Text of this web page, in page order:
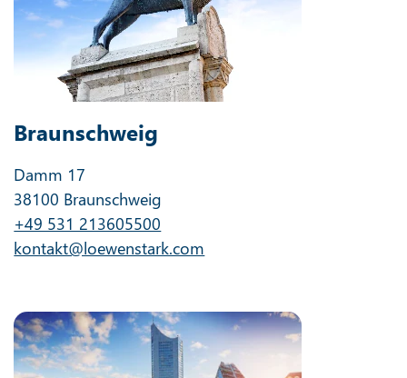
Braunschweig
Damm 17
38100 Braunschweig
+49 531 213605500
kontakt@loewenstark.com